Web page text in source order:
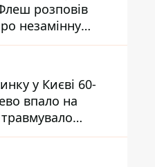
розповів
незамінну
на фронті
у Києві 60-
впало на